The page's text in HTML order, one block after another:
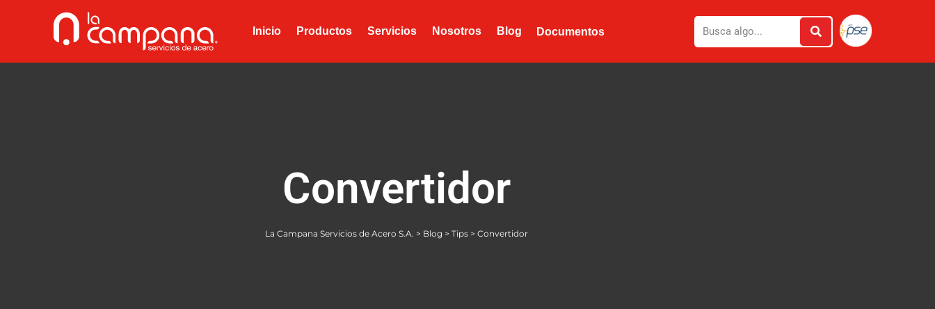
Inicio Productos Servicios Nosotros Blog Documentos
Convertidor
La Campana Servicios de Acero S.A. > Blog > Tips > Convertidor